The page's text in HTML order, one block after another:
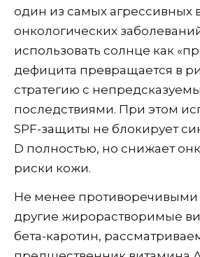
один из самых агрессивных
онкологических
использовать солнце как
дефицита превращается в
стратегию с
последствиями. При этом
SPF-защиты не блокирует
D полностью, но снижает
риски кожи.
Не менее противоречивыми
другие жирорастворимые
бета-каротин,